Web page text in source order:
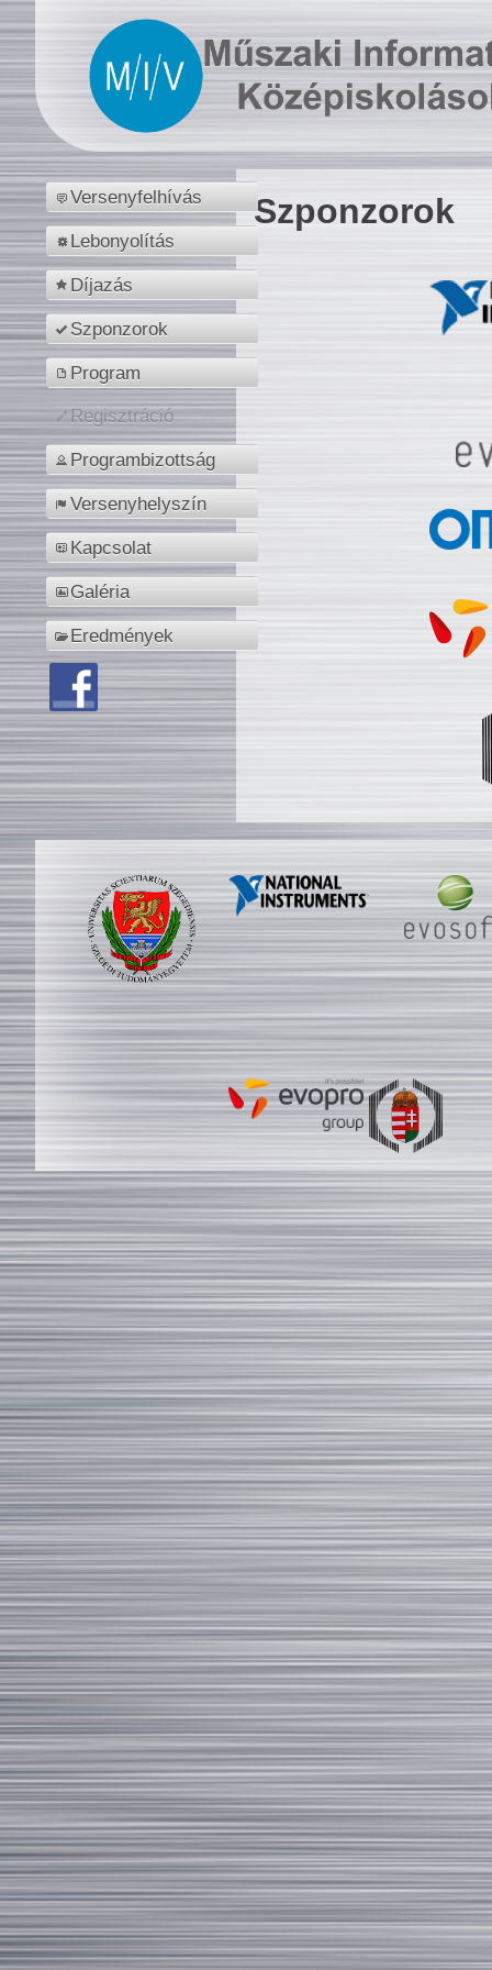
Versenyfelhívás
Lebonyolítás
Díjazás
Szponzorok
Program
Regisztráció
Programbizottság
Versenyhelyszín
Kapcsolat
Galéria
Eredmények
Szponzorok